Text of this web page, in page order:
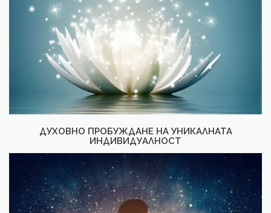
ДУХОВНО ПРОБУЖДАНЕ НА УНИКАЛНАТА
ИНДИВИДУАЛНОСТ